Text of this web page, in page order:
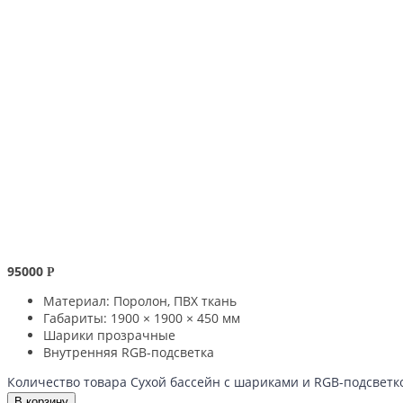
95000 Р
Материал: Поролон, ПВХ ткань
Габариты: 1900 × 1900 × 450 мм
Шарики прозрачные
Внутренняя RGB-подсветка
Количество товара Сухой бассейн с шариками и RGB-